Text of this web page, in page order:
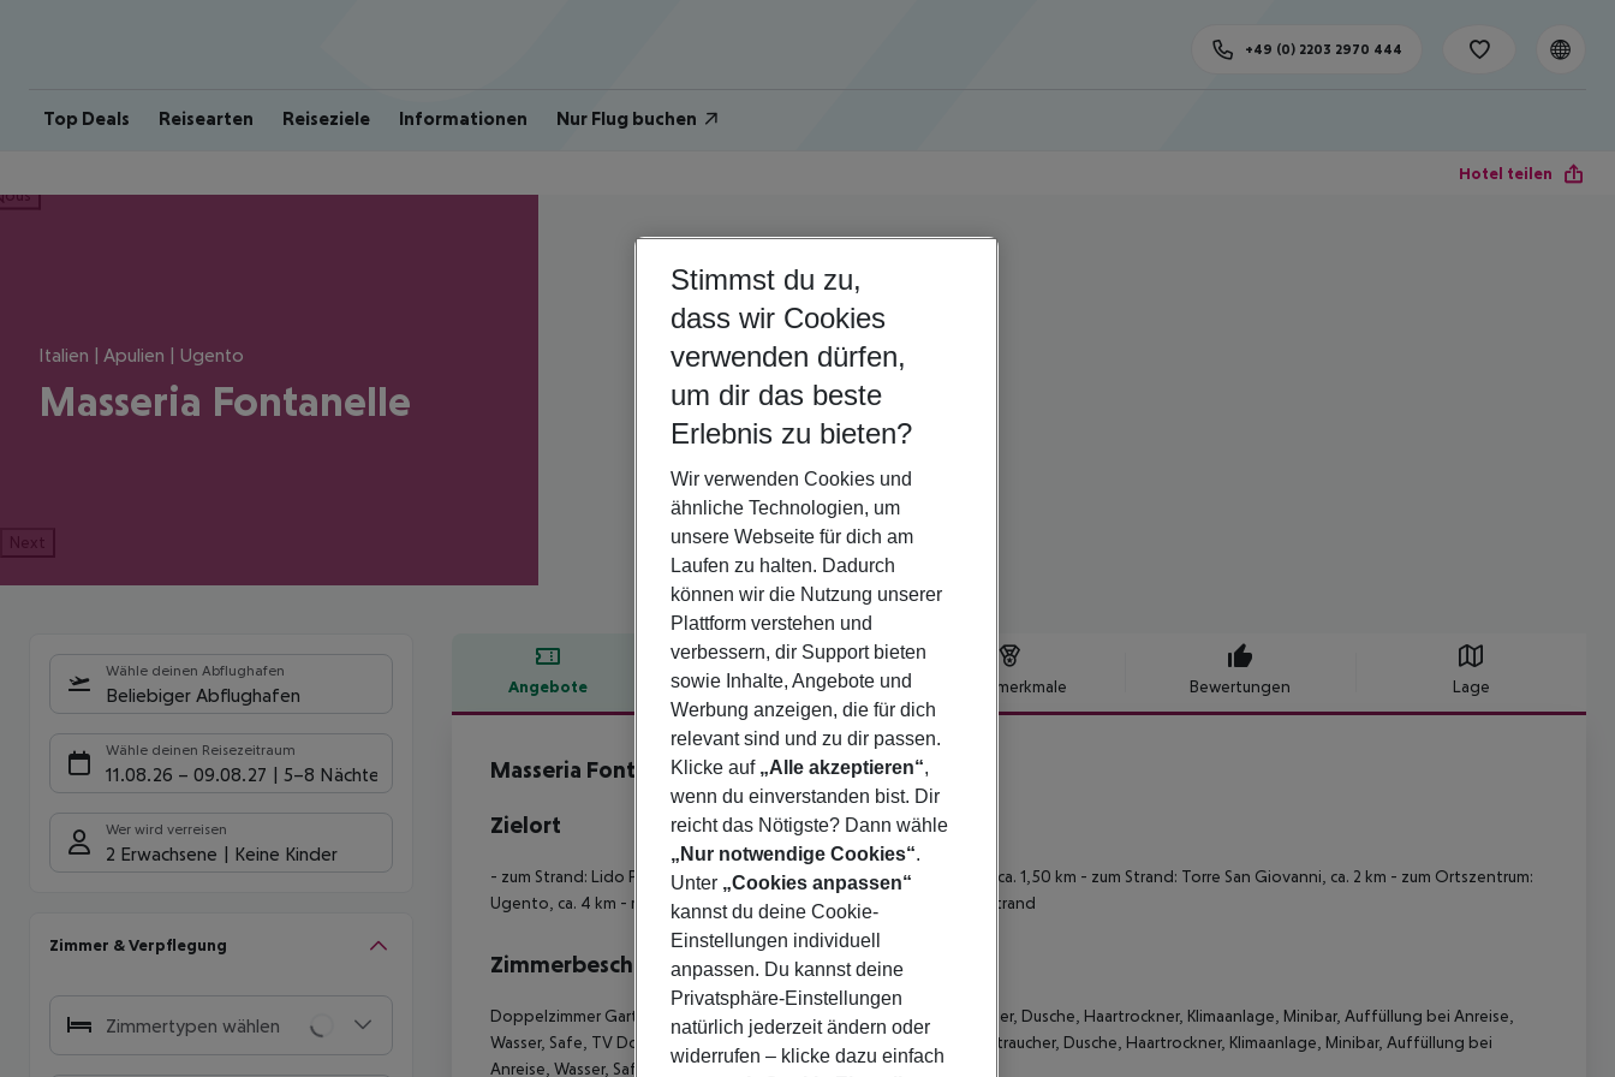
Top Deals Reisearten Reiseziele Informationen Nur Flug buchen
+49 (0) 2203 2970 444
Hotel teilen
Italien | Apulien | Ugento
Masseria Fontanelle
Next
Wähle deinen Abflughafen
Beliebiger Abflughafen
Wähle deinen Reisezeitraum
11.08.26 – 09.08.27 5-8 Nächte
Wer wird verreisen
2 Erwachsene Keine Kinder
Zimmer & Verpflegung
Zimmertypen wählen
Angebote Hotelbeschreibung Hotelmerkmale Bewertungen Lage
Hotelbeschreibung
Masseria Fontanelle
Zielort
- zum Strand: Lido Pineta, ca. 2,50 km- zum Strand: Lido Fontanelle, ca. 1,50 km - zum Strand: Torre San Giovanni, ca. 2 km - zum Ortszentrum:
Ugento, ca. 4 km - ruhig, am Wald - Sandstrand: Shuttleservice zum Strand
Zimmerbeschreibung
Doppelzimmer Gartenblick (D1G)- 16-20 qm, Gartenblick, Nichtraucher, Dusche, Haartrockner, Klimaanlage, Minibar, Auffüllung bei Anreise,
Wasser, Safe, TV Doppelzimmer (DB2)
- 16-20 qm, Erdgeschoss, Nichtraucher, Dusche, Haartrockner, Klimaanlage, Minibar, Auffüllung bei
Anreise, Wasser, Safe, TV, Terrasse (möbliert)
Stimmst du zu,
dass wir Cookies
verwenden dürfen,
um dir das beste
Erlebnis zu bieten?
Wir verwenden Cookies und
ähnliche Technologien, um
unsere Webseite für dich am
Laufen zu halten. Dadurch
können wir die Nutzung unserer
Plattform verstehen und
verbessern, dir Support bieten
sowie Inhalte, Angebote und
Werbung anzeigen, die für dich
relevant sind und zu dir passen.
Klicke auf „Alle akzeptieren“,
wenn du einverstanden bist. Dir
reicht das Nötigste? Dann wähle
„Nur notwendige Cookies“.
Unter „Cookies anpassen“
kannst du deine Cookie-
Einstellungen individuell
anpassen. Du kannst deine
Privatsphäre-Einstellungen
natürlich jederzeit ändern oder
widerrufen – klicke dazu einfach